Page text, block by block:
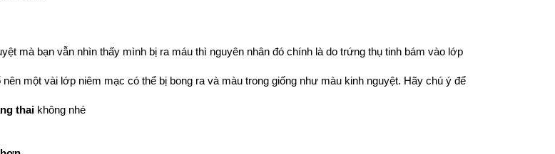
mà bạn vẫn nhìn thấy mình bị ra máu thì nguyên nhân đó chính là do trứng thụ tinh bám vào lớp
một vài lớp niêm mạc có thể bị bong ra và màu trong giống như màu kinh nguyệt. Hãy chú ý để
thai không nhé